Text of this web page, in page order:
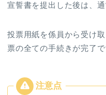
宣誓書を提出した後は、
投票用紙を係員から受け
票の全ての手続きが完了で